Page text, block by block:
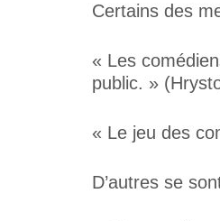
Certains des
« Les
public. »
« Le jeu des
D’autres se